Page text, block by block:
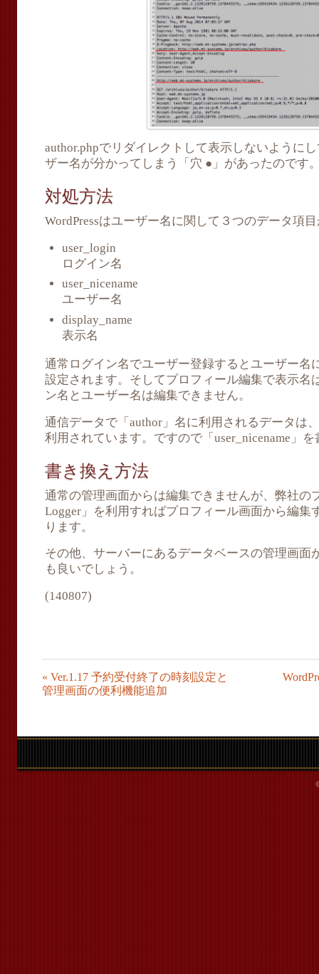
author.phpでリダイレクトして表示しないように
ザー名が分かってしまう「穴 ●」があったのです
対処方法
WordPressはユーザー名に関して３つのデータ項
user_login
ログイン名
user_nicename
ユーザー名
display_name
表示名
通常ログイン名でユーザー登録するとユーザー名
設定されます。そしてプロフィール編集で表示名
ン名とユーザー名は編集できません。
通信データで「author」名に利用されるデータは
利用されています。ですので「user_nicename」
書き換え方法
通常の管理画面からは編集できませんが、弊社の
Logger」を利用すればプロフィール画面から編集
ります。
その他、サーバーにあるデータベースの管理画面
も良いでしょう。
(140807)
« Ver.1.17 予約受付終了の時刻設定と
管理画面の便利機能追加